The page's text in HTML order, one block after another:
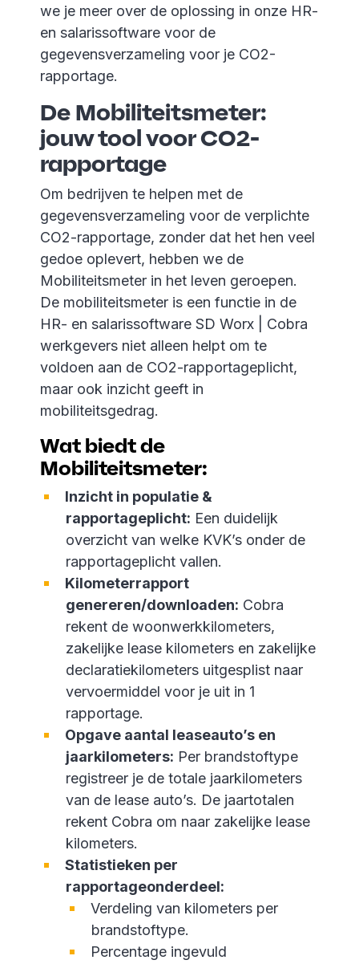
we je meer over de oplossing in onze HR-
en salarissoftware voor de
gegevensverzameling voor je CO2-
rapportage.
De Mobiliteitsmeter:
jouw tool voor CO2-
rapportage
Om bedrijven te helpen met de
gegevensverzameling voor de verplichte
CO2-rapportage, zonder dat het hen veel
gedoe oplevert, hebben we de
Mobiliteitsmeter in het leven geroepen.
De mobiliteitsmeter is een functie in de
HR- en salarissoftware SD Worx | Cobra
werkgevers niet alleen helpt om te
voldoen aan de CO2-rapportageplicht,
maar ook inzicht geeft in
mobiliteitsgedrag.
Wat biedt de
Mobiliteitsmeter:
Inzicht in populatie &
rapportageplicht: Een duidelijk
overzicht van welke KVK’s onder de
rapportageplicht vallen.
Kilometerrapport
genereren/downloaden: Cobra
rekent de woonwerkkilometers,
zakelijke lease kilometers en zakelijke
declaratiekilometers uitgesplist naar
vervoermiddel voor je uit in 1
rapportage.
Opgave aantal leaseauto’s en
jaarkilometers: Per brandstoftype
registreer je de totale jaarkilometers
van de lease auto’s. De jaartotalen
rekent Cobra om naar zakelijke lease
kilometers.
Statistieken per
rapportageonderdeel:
Verdeling van kilometers per
brandstoftype.
Percentage ingevuld